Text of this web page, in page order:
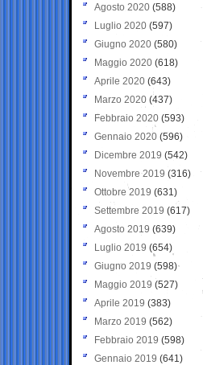
Agosto 2020 (588)
Luglio 2020 (597)
Giugno 2020 (580)
Maggio 2020 (618)
Aprile 2020 (643)
Marzo 2020 (437)
Febbraio 2020 (593)
Gennaio 2020 (596)
Dicembre 2019 (542)
Novembre 2019 (316)
Ottobre 2019 (631)
Settembre 2019 (617)
Agosto 2019 (639)
Luglio 2019 (654)
Giugno 2019 (598)
Maggio 2019 (527)
Aprile 2019 (383)
Marzo 2019 (562)
Febbraio 2019 (598)
Gennaio 2019 (641)